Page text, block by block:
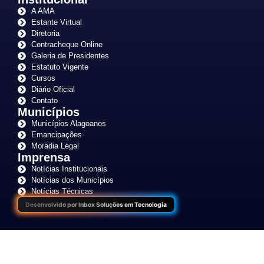
A AMA
Estante Virtual
Diretoria
Contracheque Online
Galeria de Presidentes
Estatuto Vigente
Cursos
Diário Oficial
Contato
Municípios
Municípios Alagoanos
Emancipações
Moradia Legal
Imprensa
Notícias Institucionais
Notícias dos Municípios
Notícias Técnicas
Desenvolvido por Inbox Soluções em Tecnologia